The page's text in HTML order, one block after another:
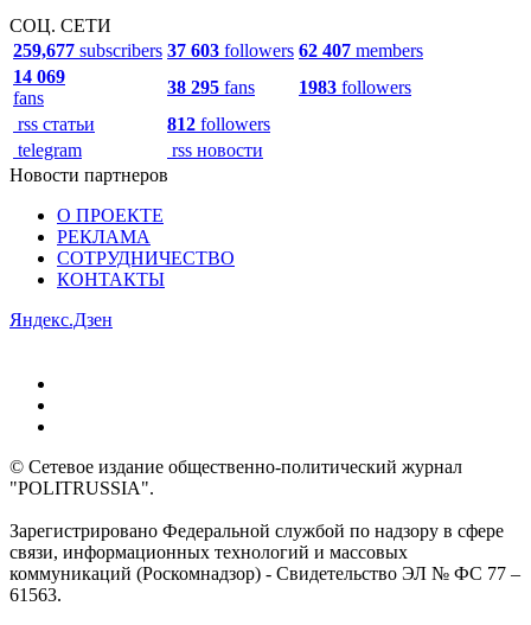
СОЦ. СЕТИ
259,677 subscribers 37 603 followers 62 407 members
14 069
fans
38 295 fans 1983 followers
rss статьи
812 followers
telegram
rss новости
Новости партнеров
О ПРОЕКТЕ
РЕКЛАМА
СОТРУДНИЧЕСТВО
КОНТАКТЫ
Яндекс.Дзен
© Сетевое издание общественно-политический журнал
"POLITRUSSIA".
Зарегистрировано Федеральной службой по надзору в сфере
связи, информационных технологий и массовых
коммуникаций (Роскомнадзор) - Свидетельство ЭЛ № ФС 77 –
61563.